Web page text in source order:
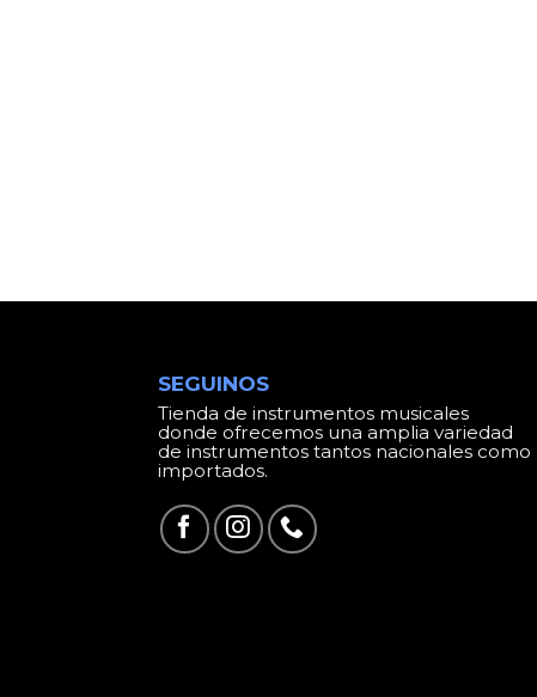
SEGUINOS
Tienda de instrumentos musicales
donde ofrecemos una amplia variedad
de instrumentos tantos nacionales como
importados.